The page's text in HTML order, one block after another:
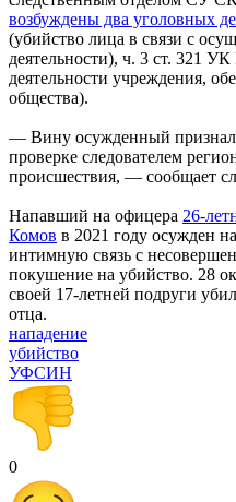
возбуждены два уголовных
(убийство лица в связи с
деятельности), ч. 3 ст. 321
деятельности учреждения,
общества).
— Вину осужденный
проверке следователем
происшествия, — сообщает
Напавший на офицера 26-
Комов в 2021 году осужден
интимную связь с
покушение на убийство. 28
своей 17-летней подруги
отца.
нападение
убийство
УФСИН
0